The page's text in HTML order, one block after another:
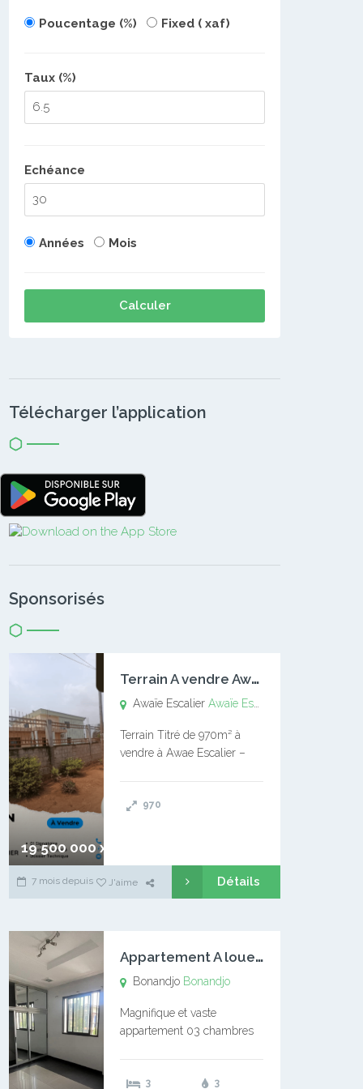
Poucentage (%) Fixed ( xaf)
Taux (%)
Echéance
Années Mois
Calculer
Télécharger l’application
Sponsorisés
19 500 000 xaf
T
errain A vendre Awaïe Escalier
Awaïe EscalierAwaïe Escalier
Terrain Titré de 970m² à
vendre à Awae Escalier –
l’Université Catholique –
970
7 mois depuis J'aime Détails
A
ppartement A louer Bonandjo
Bonandjo Bonandjo
Magnifique et vaste
appartement 03 chambres
douches 01 vaste salon 01
3
3